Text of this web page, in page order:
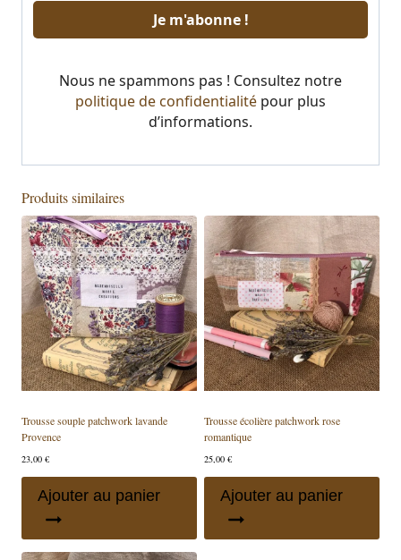
Nous ne spammons pas ! Consultez notre
politique de confidentialité pour plus
d’informations.
Produits similaires
Trousse souple patchwork lavande
Provence
23,00 €
Ajouter au panier
Trousse écolière patchwork rose
romantique
25,00 €
Ajouter au panier